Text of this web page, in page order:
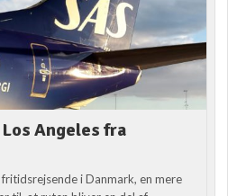
Angeles fra
i Danmark, en mere